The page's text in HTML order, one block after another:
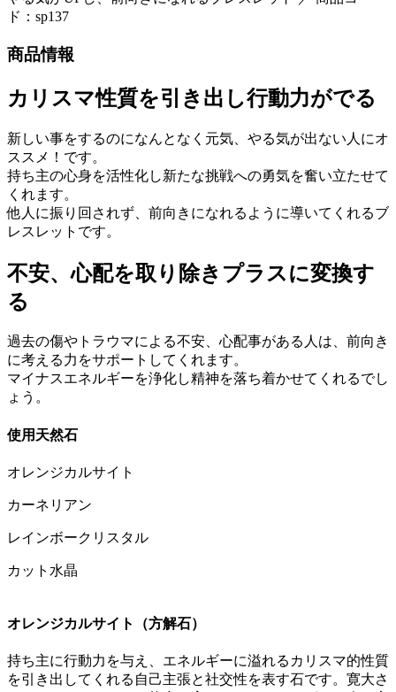
ド：sp137
商品情報
カリスマ性質を引き出し行動力がでる
新しい事をするのになんとなく元気、やる気が出ない人にオ
ススメ！です。
持ち主の心身を活性化し新たな挑戦への勇気を奮い立たせて
くれます。
他人に振り回されず、前向きになれるように導いてくれるブ
レスレットです。
不安、心配を取り除きプラスに変換す
る
過去の傷やトラウマによる不安、心配事がある人は、前向き
に考える力をサポートしてくれます。
マイナスエネルギーを浄化し精神を落ち着かせてくれるでし
ょう。
使用天然石
オレンジカルサイト
カーネリアン
レインボークリスタル
カット水晶
オレンジカルサイト（方解石）
持ち主に行動力を与え、エネルギーに溢れるカリスマ的性質
を引き出してくれる自己主張と社交性を表す石です。寛大さ